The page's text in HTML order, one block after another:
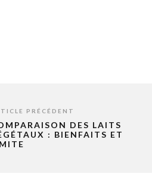
PRÉCÉDENT
DES LAITS
: BIENFAITS ET